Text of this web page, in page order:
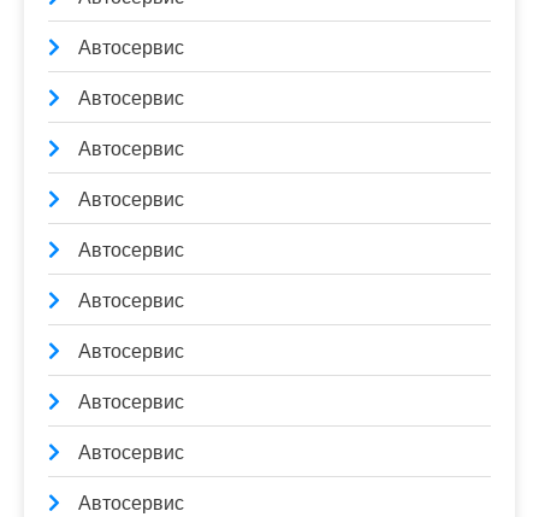
Автосервис
Автосервис
Автосервис
Автосервис
Автосервис
Автосервис
Автосервис
Автосервис
Автосервис
Автосервис